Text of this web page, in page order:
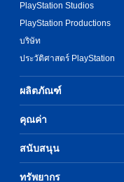
PlayStation Studios
PlayStation Productions
บริษัท
ประวัติศาสตร์ PlayStation
ผลิตภัณฑ์
คุณค่า
สนับสนุน
ทรัพยากร